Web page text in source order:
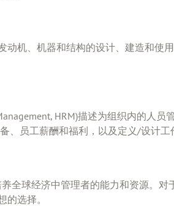
动机、机器和结构的设计、建造和使
HRM)描述为组织内的人
、员工薪酬和福利，以及定义/设计工
养全球经济中管理者的能力和资源。
选择。